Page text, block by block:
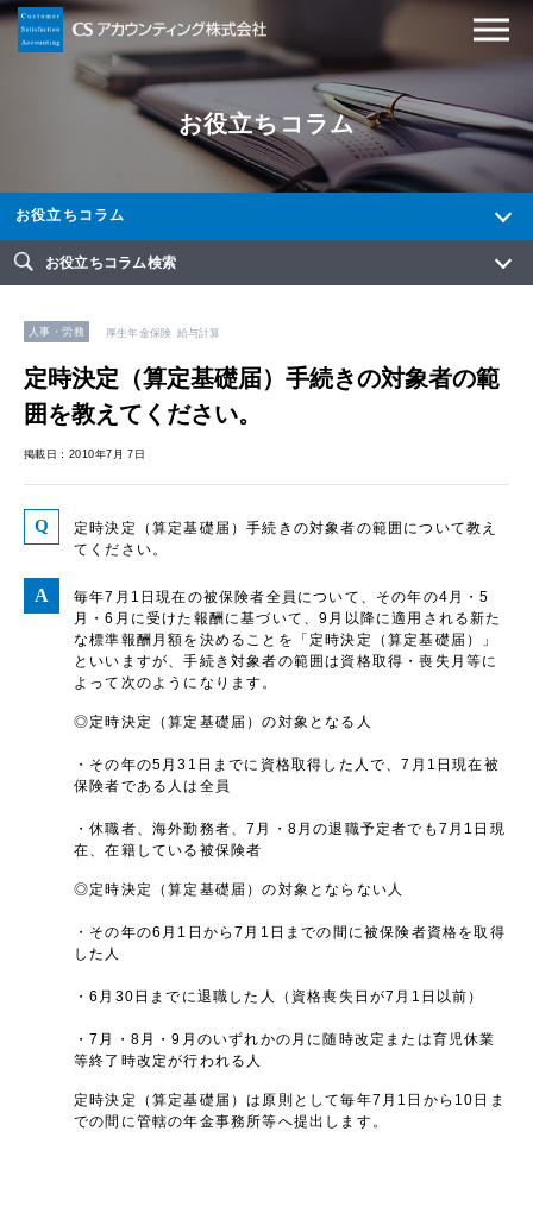
お役立ちコラム
お役立ちコラム
お役立ちコラム検索
人事・労務 厚生年金保険 給与計算
定時決定（算定基礎届）手続きの対象者の範
囲を教えてください。
掲載日：2010年7月 7日
定時決定（算定基礎届）手続きの対象者の範囲について教え
てください。
毎年7月1日現在の被保険者全員について、その年の4月・5
月・6月に受けた報酬に基づいて、9月以降に適用される新た
な標準報酬月額を決めることを「定時決定（算定基礎届）」
といいますが、手続き対象者の範囲は資格取得・喪失月等に
よって次のようになります。
◎定時決定（算定基礎届）の対象となる人
・その年の5月31日までに資格取得した人で、7月1日現在被
保険者である人は全員
・休職者、海外勤務者、7月・8月の退職予定者でも7月1日現
在、在籍している被保険者
◎定時決定（算定基礎届）の対象とならない人
・その年の6月1日から7月1日までの間に被保険者資格を取得
した人
・6月30日までに退職した人（資格喪失日が7月1日以前）
・7月・8月・9月のいずれかの月に随時改定または育児休業
等終了時改定が行われる人
定時決定（算定基礎届）は原則として毎年7月1日から10日ま
での間に管轄の年金事務所等へ提出します。